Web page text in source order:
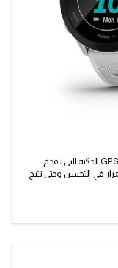
انظر لنفسك كعداء. احصل على ساعة GPS الذكية التي تقدم
في التحسن وحتى تتيح